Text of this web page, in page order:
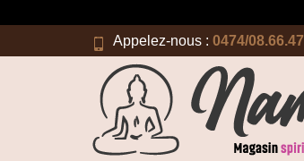
Appelez-nous : 0474/08.66.47